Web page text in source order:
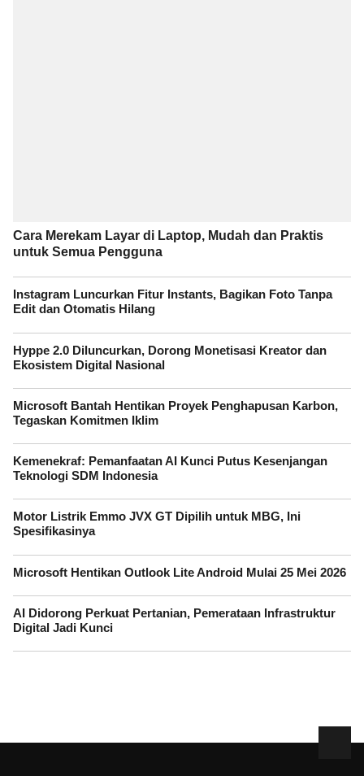
Cara Merekam Layar di Laptop, Mudah dan Praktis
untuk Semua Pengguna
Instagram Luncurkan Fitur Instants, Bagikan Foto Tanpa
Edit dan Otomatis Hilang
Hyppe 2.0 Diluncurkan, Dorong Monetisasi Kreator dan
Ekosistem Digital Nasional
Microsoft Bantah Hentikan Proyek Penghapusan Karbon,
Tegaskan Komitmen Iklim
Kemenekraf: Pemanfaatan AI Kunci Putus Kesenjangan
Teknologi SDM Indonesia
Motor Listrik Emmo JVX GT Dipilih untuk MBG, Ini
Spesifikasinya
Microsoft Hentikan Outlook Lite Android Mulai 25 Mei 2026
AI Didorong Perkuat Pertanian, Pemerataan Infrastruktur
Digital Jadi Kunci